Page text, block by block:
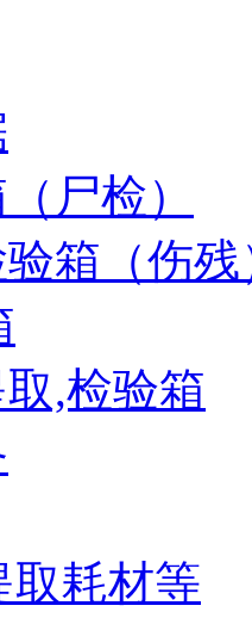
尸检）
箱（伤残
,检验箱
取耗材等